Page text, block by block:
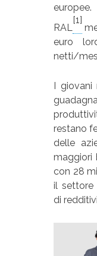
RAL
[1]
euro
netti/
I giovani
restano
delle
maggiori
con 28
il settore
di